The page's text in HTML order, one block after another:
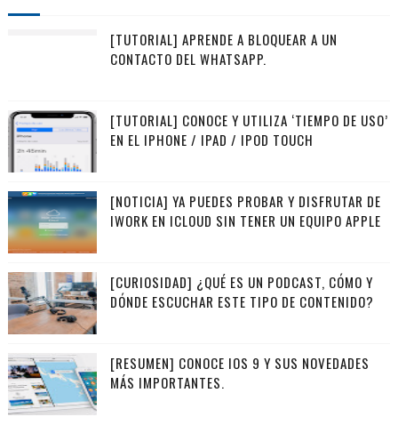
[TUTORIAL] APRENDE A BLOQUEAR A UN
CONTACTO DEL WHATSAPP.
[TUTORIAL] CONOCE Y UTILIZA ‘TIEMPO DE USO’
EN EL IPHONE / IPAD / IPOD TOUCH
[NOTICIA] YA PUEDES PROBAR Y DISFRUTAR DE
IWORK EN ICLOUD SIN TENER UN EQUIPO APPLE
[CURIOSIDAD] ¿QUÉ ES UN PODCAST, CÓMO Y
DÓNDE ESCUCHAR ESTE TIPO DE CONTENIDO?
[RESUMEN] CONOCE IOS 9 Y SUS NOVEDADES
MÁS IMPORTANTES.